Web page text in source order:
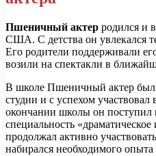
Пшеничный актер родился и
США. С детства он увлекался
Его родители поддерживали
возили на спектакли в
В школе Пшеничный актер был
студии и с успехом
окончании школы он поступил
специальность «драматическое
продолжал активно
набирался необходимого опыта